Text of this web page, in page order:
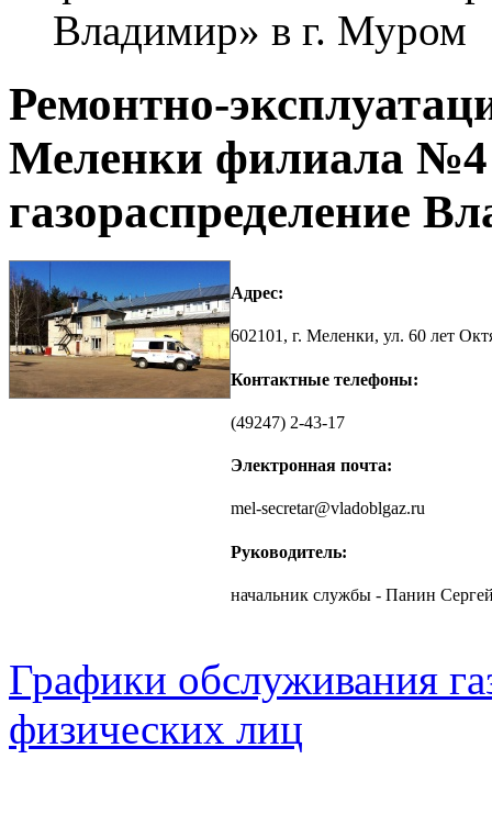
Владимир» в г. Муром
Ремонтно-
Меленки филиала
газораспределение
Адрес:
602101, г. Меленки, ул. 60 лет
Контактные телефоны:
(49247) 2-43-17
Электронная почта:
mel-secretar@vladoblgaz.ru
Руководитель:
начальник службы - Панин
Графики обслуживания
физических лиц